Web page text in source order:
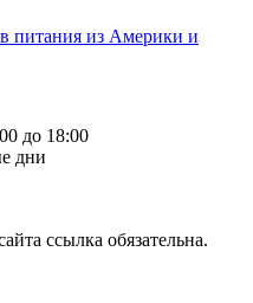
питания из Америки и
до 18:00
дни
ссылка обязательна.